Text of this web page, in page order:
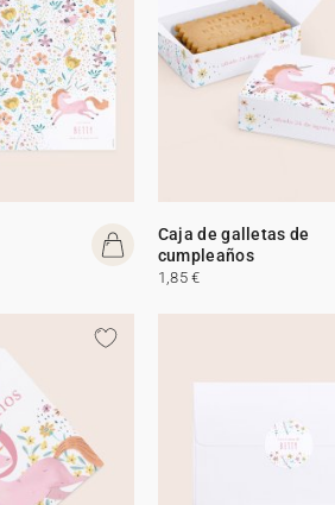
Caja de galletas de
cumpleaños
1,85 €